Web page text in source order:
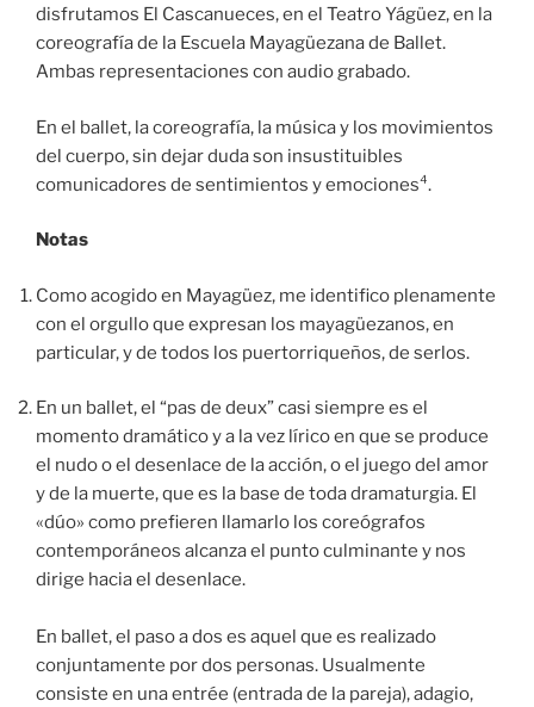
disfrutamos El Cascanueces, en el Teatro Yágüez, en la
coreografía de la Escuela Mayagüezana de Ballet.
Ambas representaciones con audio grabado.
En el ballet, la coreografía, la música y los movimientos
del cuerpo, sin dejar duda son insustituibles
comunicadores de sentimientos y emociones⁴.
Notas
Como acogido en Mayagüez, me identifico plenamente
con el orgullo que expresan los mayagüezanos, en
particular, y de todos los puertorriqueños, de serlos.
En un ballet, el “pas de deux” casi siempre es el
momento dramático y a la vez lírico en que se produce
el nudo o el desenlace de la acción, o el juego del amor
y de la muerte, que es la base de toda dramaturgia. El
«dúo» como prefieren llamarlo los coreógrafos
contemporáneos alcanza el punto culminante y nos
dirige hacia el desenlace.
En ballet, el paso a dos es aquel que es realizado
conjuntamente por dos personas. Usualmente
consiste en una entrée (entrada de la pareja), adagio,